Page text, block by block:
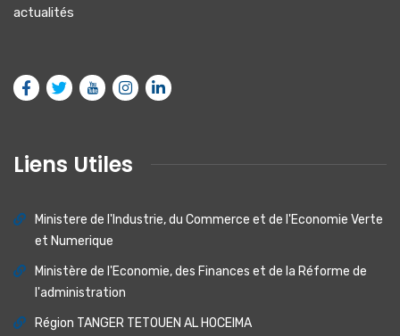
actualités
Liens Utiles
Ministere de I'lndustrie, du Commerce et de I'Economie Verte
et Numerique
Ministère de l'Economie, des Finances et de la Réforme de
l'administration
Région TANGER TETOUEN AL HOCEIMA